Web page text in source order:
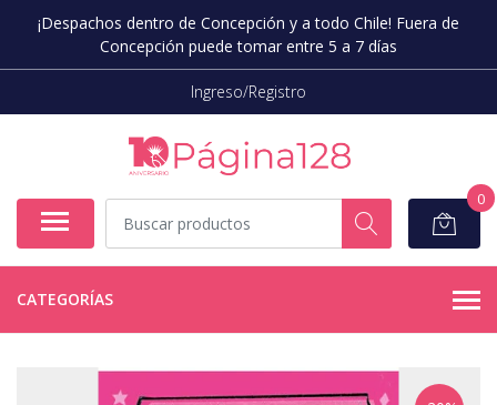
¡Despachos dentro de Concepción y a todo Chile! Fuera de
Concepción puede tomar entre 5 a 7 días
Ingreso/Registro
0
CATEGORÍAS